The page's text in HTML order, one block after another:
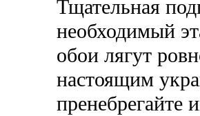
Тщательная
необходимый
обои лягут
настоящим
пренебрегайте